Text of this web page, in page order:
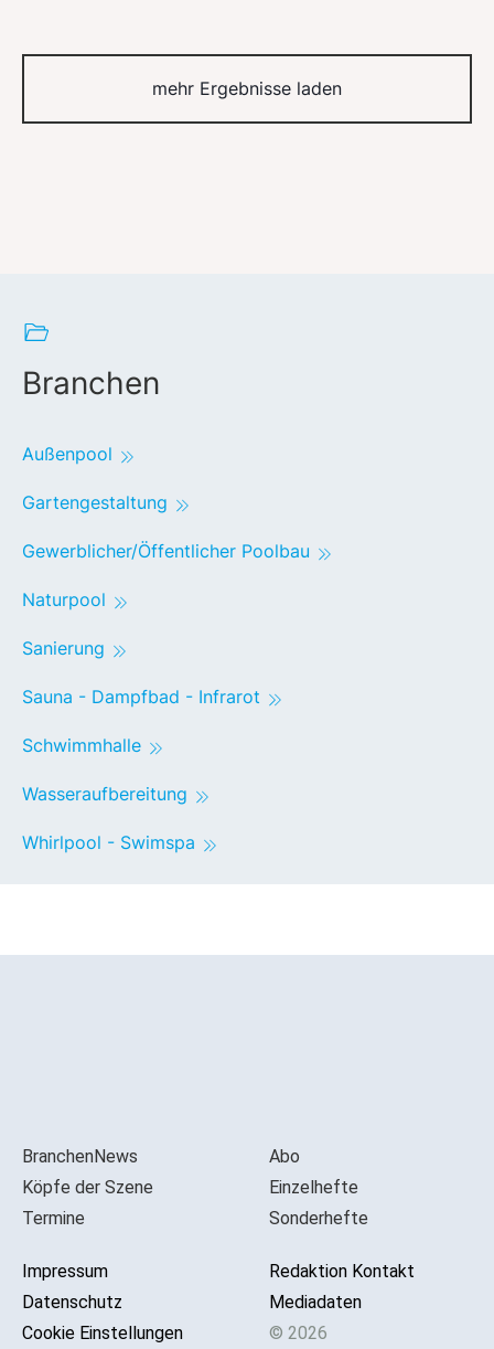
mehr Ergebnisse laden
Branchen
Außenpool
Gartengestaltung
Gewerblicher/Öffentlicher Poolbau
Naturpool
Sanierung
Sauna - Dampfbad - Infrarot
Schwimmhalle
Wasseraufbereitung
Whirlpool - Swimspa
BranchenNews
Köpfe der Szene
Termine
Impressum
Datenschutz
Cookie Einstellungen
Abo
Einzelhefte
Sonderhefte
Redaktion Kontakt
Mediadaten
© 2026